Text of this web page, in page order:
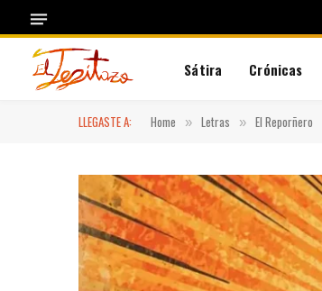
Sátira Crónicas
LLEGASTE A: Home » Letras » El Reporñero